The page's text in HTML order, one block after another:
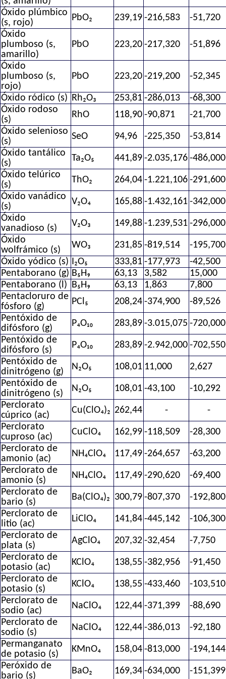
Óxido plúmbico
(s, rojo)
PbO₂ 239,19 -216,583
-51,720
Óxido
plumboso (s,
amarillo)
PbO 223,20 -217,320 -51,896
Óxido
plumboso (s,
rojo)
PbO 223,20 -219,200 -52,345
Óxido ródico (s) Rh₂O₃ 253,81 -286,013
-68,300
Óxido rodoso
(s)
RhO 118,90 -90,871
-21,700
Óxido selenioso
(s)
SeO 94,96 -225,350
-53,814
Óxido tantálico
(s)
Ta₂O₅ 441,89 -2.035,176 -486,000
Óxido telúrico
(s)
ThO₂ 264,04 -1.221,106 -291,600
Óxido vanádico
(s)
V₂O₄ 165,88 -1.432,161 -342,000
Óxido
vanadioso (s)
V₂O₃ 149,88 -1.239,531 -296,000
Óxido
wolfrámico (s)
WO₃ 231,85 -819,514
-195,700
Óxido yódico (s)
I₂O₅ 333,81 -177,973
-42,500
Pentaborano (g) B₅H₉ 63,13 3,582
15,000
Pentaborano (l)
B₅H₉ 63,13 1,863
7,800
Pentacloruro de
fósforo (g)
PCl₅ 208,24 -374,900
-89,526
Pentóxido de
difósforo (g)
P₄O₁₀ 283,89 -3.015,075 -720,000
Pentóxido de
difósforo (s)
P₄O₁₀ 283,89 -2.942,000 -702,550
Pentóxido de
dinitrógeno (g)
N₂O₅ 108,01 11,000
2,627
Pentóxido de
dinitrógeno (s)
N₂O₅ 108,01 -43,100
-10,292
Perclorato
cúprico (ac)
Cu(ClO₄)₂ 262,44 -
-
Perclorato
cuproso (ac)
CuClO₄ 162,99 -118,509
-28,300
Perclorato de
amonio (ac)
NH₄ClO₄ 117,49 -264,657
-63,200
Perclorato de
amonio (s)
NH₄ClO₄ 117,49 -290,620
-69,400
Perclorato de
bario (s)
Ba(ClO₄)₂ 300,79 -807,370
-192,800
Perclorato de
litio (ac)
LiClO₄ 141,84 -445,142
-106,300
Perclorato de
plata (s)
AgClO₄ 207,32 -32,454
-7,750
Perclorato de
potasio (ac)
KClO₄ 138,55 -382,956
-91,450
Perclorato de
potasio (s)
KClO₄ 138,55 -433,460
-103,510
Perclorato de
sodio (ac)
NaClO₄ 122,44 -371,399
-88,690
Perclorato de
sodio (s)
NaClO₄ 122,44 -386,013
-92,180
Permanganato
de potasio (s)
KMnO₄ 158,04 -813,000
-194,144
Peróxido de
bario (s)
BaO₂ 169,34 -634,000
-151,399